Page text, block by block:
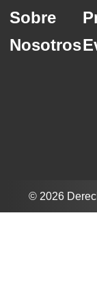
Sobre
Nosotros
© 2026